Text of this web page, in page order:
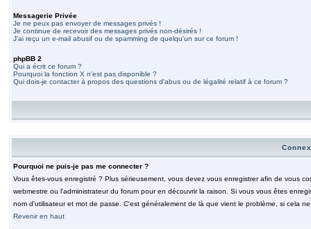
Messagerie Privée
Je ne peux pas envoyer de messages privés !
Je continue de recevoir des messages privés non-désirés !
J'ai reçu un e-mail abusif ou de spamming de quelqu'un sur ce forum !
phpBB 2
Qui a écrit ce forum ?
Pourquoi la fonction X n'est pas disponible ?
Qui dois-je contacter à propos des questions d'abus ou de légalité relatif à ce forum ?
Pourquoi ne puis-je pas me connecter ?
Vous êtes-vous enregistré ? Plus sérieusement, vous devez vous enregistrer afin de vous
webmestre ou l'administrateur du forum pour en découvrir la raison. Si vous vous êtes
nom d'utilisateur et mot de passe. C'est généralement de là que vient le problème, si cela
Revenir en haut